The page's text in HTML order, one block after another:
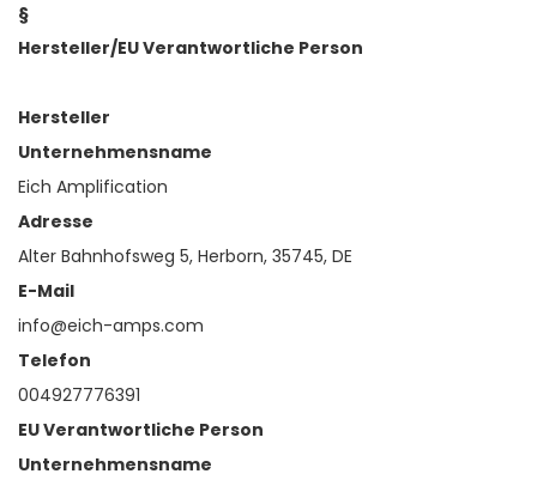
§
Hersteller/EU Verantwortliche Person
Hersteller
Unternehmensname
Eich Amplification
Adresse
Alter Bahnhofsweg 5, Herborn, 35745, DE
E-Mail
info@eich-amps.com
Telefon
004927776391
EU Verantwortliche Person
Unternehmensname